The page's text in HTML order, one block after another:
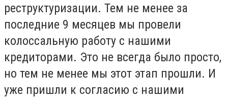
реструктуризации. Тем не менее за
последние 9 месяцев мы провели
колоссальную работу с нашими
кредиторами. Это не всегда было просто,
но тем не менее мы этот этап прошли. И
уже пришли к согласию с нашими